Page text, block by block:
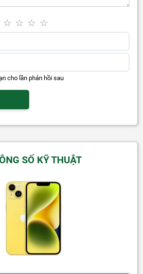
cho lần phản hồi sau
SỐ KỸ THUẬT